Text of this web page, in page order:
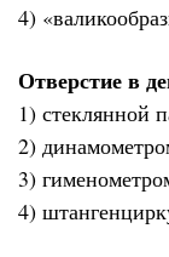
4)
Отверстие в
1) стеклянной
2)
3)
4)